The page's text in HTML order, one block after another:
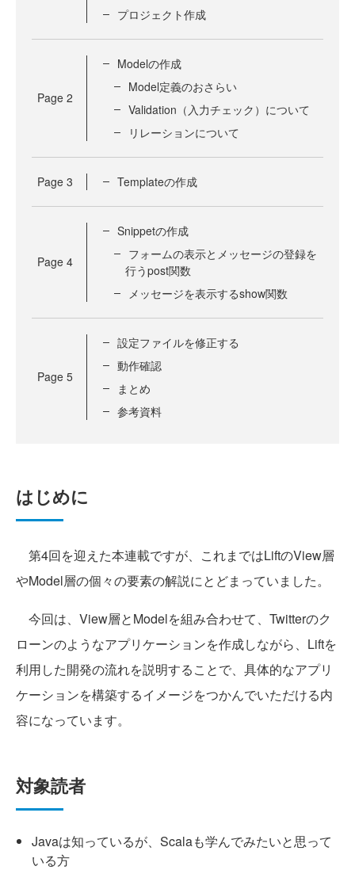
プロジェクト作成
Page 2
Modelの作成
Model定義のおさらい
Validation（入力チェック）について
リレーションについて
Page 3 Templateの作成
Page 4
Snippetの作成
フォームの表示とメッセージの登録を
行うpost関数
メッセージを表示するshow関数
Page 5
設定ファイルを修正する
動作確認
まとめ
参考資料
はじめに
第4回を迎えた本連載ですが、これまではLiftのView層
やModel層の個々の要素の解説にとどまっていました。
今回は、View層とModelを組み合わせて、Twitterのク
ローンのようなアプリケーションを作成しながら、Liftを
利用した開発の流れを説明することで、具体的なアプリ
ケーションを構築するイメージをつかんでいただける内
容になっています。
対象読者
Javaは知っているが、Scalaも学んでみたいと思って
いる方